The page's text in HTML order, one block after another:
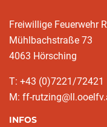
Freiwillige Feuerwehr
Mühlbachstraße 73
4063 Hörsching
T: +43 (0)7221/72421
M: ff-
INFOS